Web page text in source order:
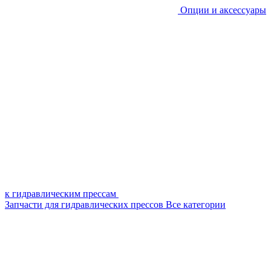
Опции и аксессуары
к гидравлическим прессам
Запчасти для гидравлических прессов Все категории